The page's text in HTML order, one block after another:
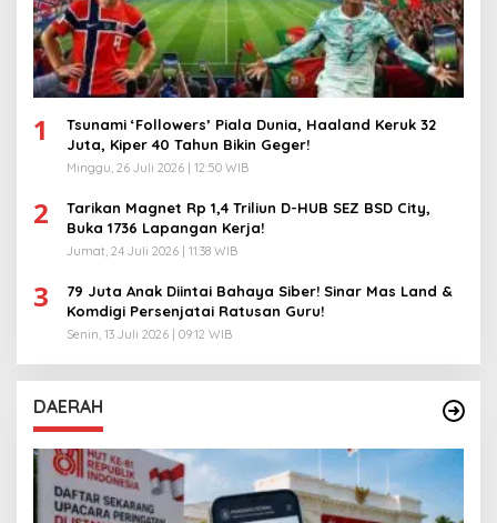
1
Tsunami ‘Followers’ Piala Dunia, Haaland Keruk 32
Juta, Kiper 40 Tahun Bikin Geger!
Minggu, 26 Juli 2026 | 12:50 WIB
2
Tarikan Magnet Rp 1,4 Triliun D-HUB SEZ BSD City,
Buka 1736 Lapangan Kerja!
Jumat, 24 Juli 2026 | 11:38 WIB
3
79 Juta Anak Diintai Bahaya Siber! Sinar Mas Land &
Komdigi Persenjatai Ratusan Guru!
Senin, 13 Juli 2026 | 09:12 WIB
DAERAH